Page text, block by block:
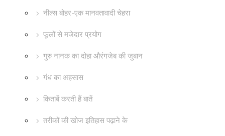
नील्स बोहर-एक मानवतावादी चेहरा
फूलों से मजेदार प्रयोग
गुरु नानक का दोहा औरंगजेब की जुबान
गंध का अहसास
किताबें करती हैं बातें
तरीकों की खोज इतिहास पढ़ाने के